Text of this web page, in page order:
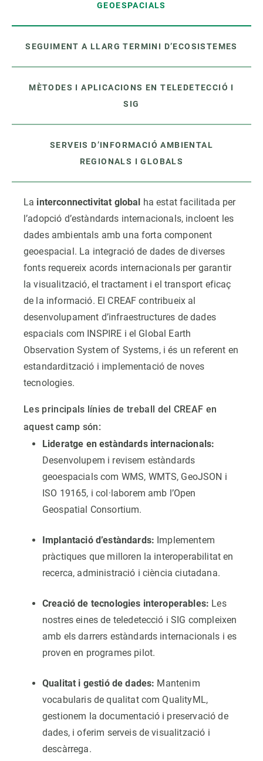
GEOESPACIALS
SEGUIMENT A LLARG TERMINI D’ECOSISTEMES
MÈTODES I APLICACIONS EN TELEDETECCIÓ I
SIG
SERVEIS D’INFORMACIÓ AMBIENTAL
REGIONALS I GLOBALS
La interconnectivitat global ha estat facilitada per
l’adopció d’estàndards internacionals, incloent les
dades ambientals amb una forta component
geoespacial. La integració de dades de diverses
fonts requereix acords internacionals per garantir
la visualització, el tractament i el transport eficaç
de la informació. El CREAF contribueix al
desenvolupament d’infraestructures de dades
espacials com INSPIRE i el Global Earth
Observation System of Systems, i és un referent en
estandardització i implementació de noves
tecnologies.
Les principals línies de treball del CREAF en
aquest camp són:
Lideratge en estàndards internacionals:
Desenvolupem i revisem estàndards
geoespacials com WMS, WMTS, GeoJSON i
ISO 19165, i col·laborem amb l’Open
Geospatial Consortium.
Implantació d’estàndards: Implementem
pràctiques que milloren la interoperabilitat en
recerca, administració i ciència ciutadana.
Creació de tecnologies interoperables: Les
nostres eines de teledetecció i SIG compleixen
amb els darrers estàndards internacionals i es
proven en programes pilot.
Qualitat i gestió de dades: Mantenim
vocabularis de qualitat com QualityML,
gestionem la documentació i preservació de
dades, i oferim serveis de visualització i
descàrrega.